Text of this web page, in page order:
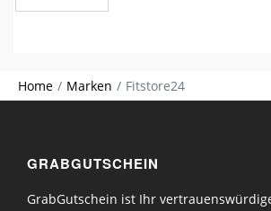
Home Marken Fitstore24
GRABGUTSCHEIN
GrabGutschein ist Ihr